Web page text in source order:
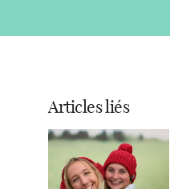
Articles liés